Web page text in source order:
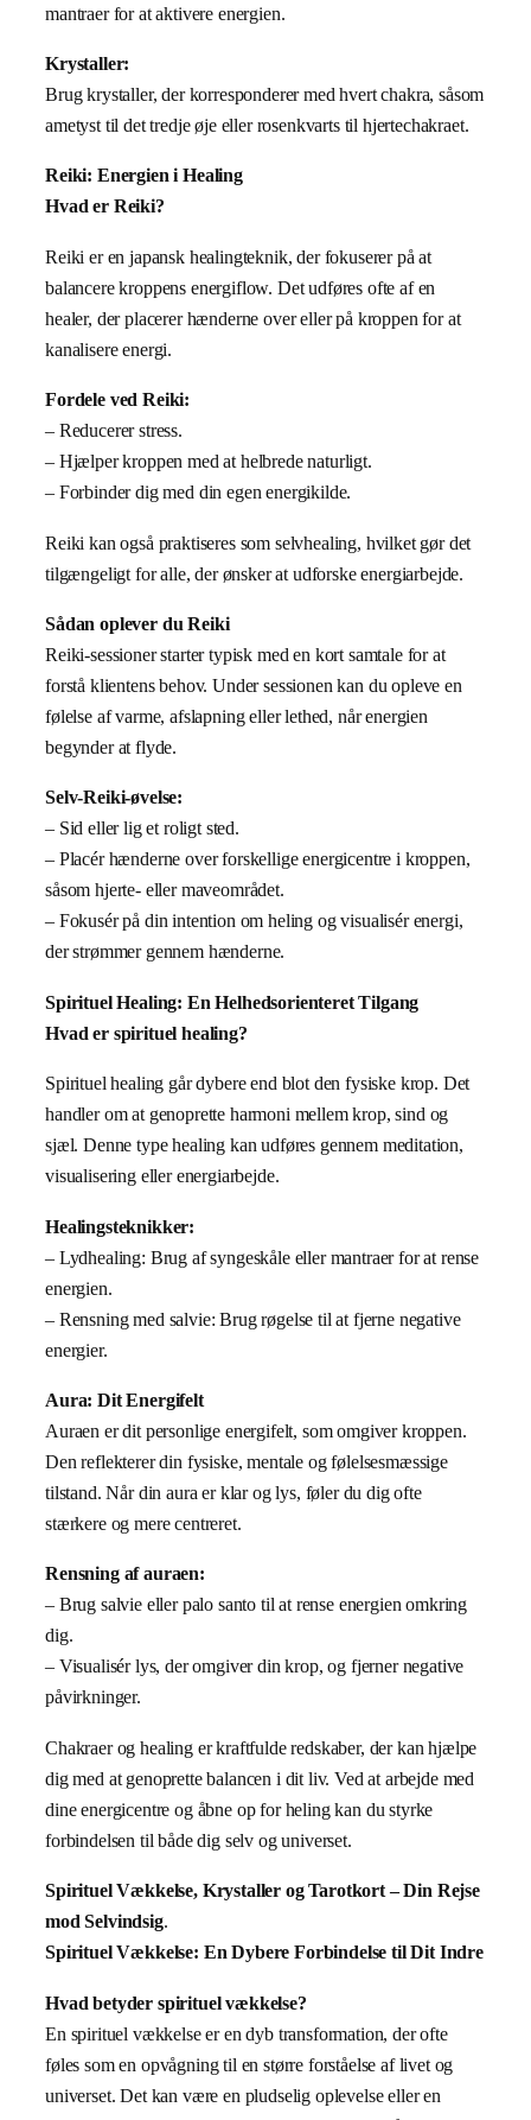
mantraer for at aktivere energien.
Krystaller:
Brug krystaller, der korresponderer med hvert chakra, såsom
ametyst til det tredje øje eller rosenkvarts til hjertechakraet.
Reiki: Energien i Healing
Hvad er Reiki?
Reiki er en japansk healingteknik, der fokuserer på at
balancere kroppens energiflow. Det udføres ofte af en
healer, der placerer hænderne over eller på kroppen for at
kanalisere energi.
Fordele ved Reiki:
– Reducerer stress.
– Hjælper kroppen med at helbrede naturligt.
– Forbinder dig med din egen energikilde.
Reiki kan også praktiseres som selvhealing, hvilket gør det
tilgængeligt for alle, der ønsker at udforske energiarbejde.
Sådan oplever du Reiki
Reiki-sessioner starter typisk med en kort samtale for at
forstå klientens behov. Under sessionen kan du opleve en
følelse af varme, afslapning eller lethed, når energien
begynder at flyde.
Selv-Reiki-øvelse:
– Sid eller lig et roligt sted.
– Placér hænderne over forskellige energicentre i kroppen,
såsom hjerte- eller maveområdet.
– Fokusér på din intention om heling og visualisér energi,
der strømmer gennem hænderne.
Spirituel Healing: En Helhedsorienteret Tilgang
Hvad er spirituel healing?
Spirituel healing går dybere end blot den fysiske krop. Det
handler om at genoprette harmoni mellem krop, sind og
sjæl. Denne type healing kan udføres gennem meditation,
visualisering eller energiarbejde.
Healingsteknikker:
– Lydhealing: Brug af syngeskåle eller mantraer for at rense
energien.
– Rensning med salvie: Brug røgelse til at fjerne negative
energier.
Aura: Dit Energifelt
Auraen er dit personlige energifelt, som omgiver kroppen.
Den reflekterer din fysiske, mentale og følelsesmæssige
tilstand. Når din aura er klar og lys, føler du dig ofte
stærkere og mere centreret.
Rensning af auraen:
– Brug salvie eller palo santo til at rense energien omkring
dig.
– Visualisér lys, der omgiver din krop, og fjerner negative
påvirkninger.
Chakraer og healing er kraftfulde redskaber, der kan hjælpe
dig med at genoprette balancen i dit liv. Ved at arbejde med
dine energicentre og åbne op for heling kan du styrke
forbindelsen til både dig selv og universet.
Spirituel Vækkelse, Krystaller og Tarotkort – Din Rejse
mod Selvindsig.
Spirituel Vækkelse: En Dybere Forbindelse til Dit Indre
Hvad betyder spirituel vækkelse?
En spirituel vækkelse er en dyb transformation, der ofte
føles som en opvågning til en større forståelse af livet og
universet. Det kan være en pludselig oplevelse eller en